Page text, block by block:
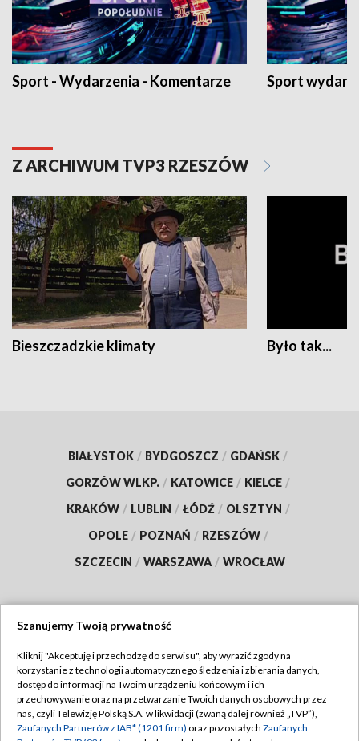
Sport - Wydarzenia - Komentarze Sport
Z ARCHIWUM TVP3 RZESZÓW
Bieszczadzkie klimaty Było tak...
BIAŁYSTOK / BYDGOSZCZ / GDAŃSK /
GORZÓW WLKP. / KATOWICE / KIELCE /
KRAKÓW / LUBLIN / ŁÓDŹ / OLSZTYN /
OPOLE / POZNAŃ / RZESZÓW /
SZCZECIN / WARSZAWA / WROCŁAW
TVP
Abonament TVP
Emisja w TVP
Regulamin TVP
Polityka prywatności
Szanujemy Twoją prywatność
Kliknij "Akceptuję i przechodzę do serwisu", aby wyrazić zgody na
korzystanie z technologii automatycznego śledzenia i zbierania danych,
dostęp do informacji na Twoim urządzeniu końcowym i ich
przechowywanie oraz na przetwarzanie Twoich danych osobowych przez
nas, czyli Telewizję Polską S.A. w likwidacji (zwaną dalej również „TVP”),
Zaufanych Partnerów z IAB* (1201 firm) oraz pozostałych Zaufanych